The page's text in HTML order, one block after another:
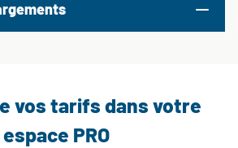
vos tarifs dans votre
espace PRO